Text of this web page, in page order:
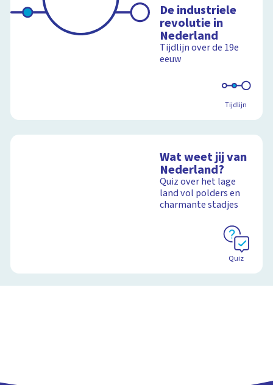
De industriele
revolutie in
Nederland
Tijdlijn over de 19e
eeuw
Tijdlijn
Wat weet jij van
Nederland?
Quiz over het lage
land vol polders en
charmante stadjes
Quiz